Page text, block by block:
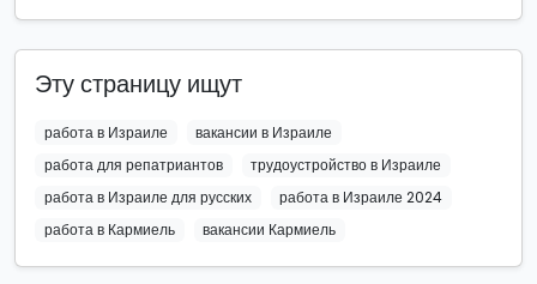
Эту страницу ищут
работа в Израиле
вакансии в Израиле
работа для репатриантов
трудоустройство в Израиле
работа в Израиле для русских
работа в Израиле 2024
работа в Кармиель
вакансии Кармиель